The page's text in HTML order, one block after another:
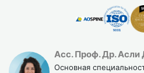
Асс. Проф. Др. Асли
Основная